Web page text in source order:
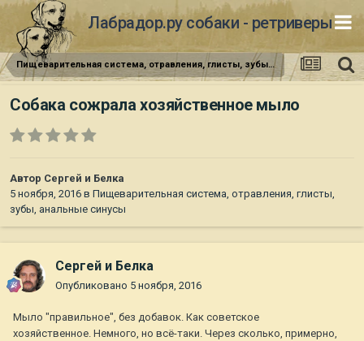
Лабрадор.ру собаки - ретриверы
Пищеварительная система, отравления, глисты, зубы, анальные синусы
Собака сожрала хозяйственное мыло
Автор Сергей и Белка
5 ноября, 2016 в Пищеварительная система, отравления, глисты,
зубы, анальные синусы
Сергей и Белка
Опубликовано 5 ноября, 2016
Мыло "правильное", без добавок. Как советское
хозяйственное. Немного, но всё-таки. Через сколько, примерно,